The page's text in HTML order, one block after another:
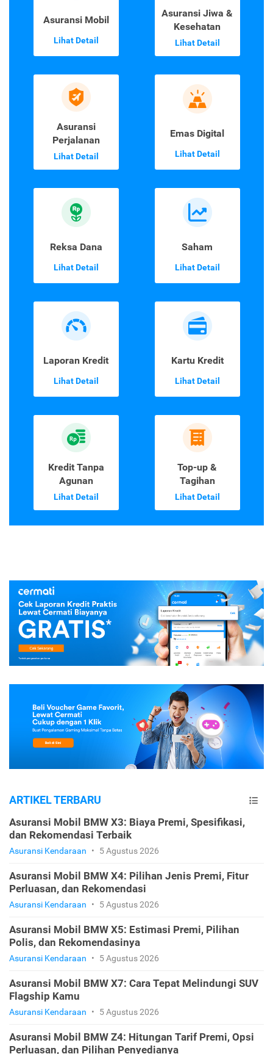
Asuransi Mobil
Lihat Detail
Asuransi Jiwa &
Kesehatan
Lihat Detail
Asuransi
Perjalanan
Lihat Detail
Emas Digital
Lihat Detail
Reksa Dana
Lihat Detail
Saham
Lihat Detail
Laporan Kredit
Lihat Detail
Kartu Kredit
Lihat Detail
Kredit Tanpa
Agunan
Lihat Detail
Top-up &
Tagihan
Lihat Detail
ARTIKEL TERBARU
Asuransi Mobil BMW X3: Biaya Premi, Spesifikasi,
dan Rekomendasi Terbaik
Asuransi Kendaraan • 5 Agustus 2026
Asuransi Mobil BMW X4: Pilihan Jenis Premi, Fitur
Perluasan, dan Rekomendasi
Asuransi Kendaraan • 5 Agustus 2026
Asuransi Mobil BMW X5: Estimasi Premi, Pilihan
Polis, dan Rekomendasinya
Asuransi Kendaraan • 5 Agustus 2026
Asuransi Mobil BMW X7: Cara Tepat Melindungi SUV
Flagship Kamu
Asuransi Kendaraan • 5 Agustus 2026
Asuransi Mobil BMW Z4: Hitungan Tarif Premi, Opsi
Perluasan, dan Pilihan Penyedianya